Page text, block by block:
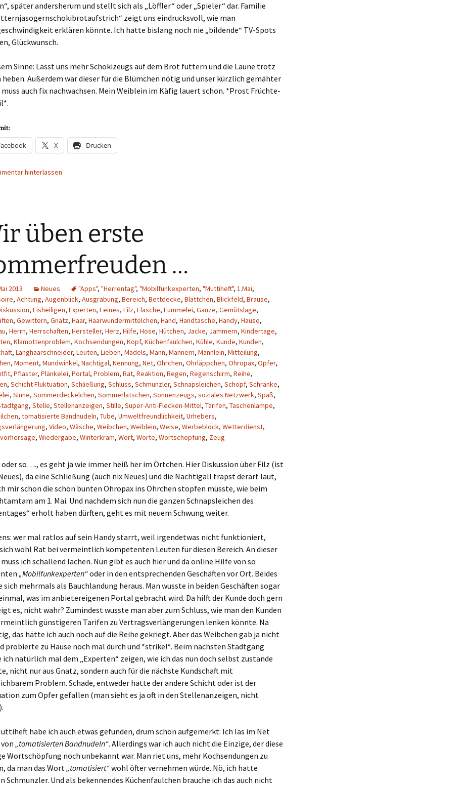
später andersherum und stellt sich als „Löffler“ oder „Spieler“ dar. Familie
zeigt uns eindrucksvoll, wie man
erklären könnte. Ich hatte bislang noch nie „bildende“ TV-Spots
Glückwunsch.
Sinne: Lasst uns mehr Schokizeugs auf dem Brot futtern und die Laune trotz
heben. Außerdem war dieser für die Blümchen nötig und unser kürzlich gemähter
muss auch fix nachwachsen. Mein Weiblein im Käfig lauert schon. *Prost Früchte-
X Drucken
hinterlassen
üben erste
…
2013 Neues "Apps", "Herrentag", "Mobilfunkexperten, "Muttiheft", 1.Mai,
, Achtung, Augenblick, Ausgrabung, Bereich, Bettdecke, Blättchen, Blickfeld, Brause,
, Eisheiligen, Experten, Feines, Filz, Flasche, Fummelei, Ganze, Gemütslage,
, Gewittern, Gnatz, Haar, Haarwundermittelchen, Hand, Handtasche, Handy, Hause,
, Herrn, Herrschaften, Hersteller, Herz, Hilfe, Hose, Hütchen, Jacke, Jammern, Kindertage,
, Klamottenproblem, Kochsendungen, Kopf, Küchenfaulchen, Kühle, Kunde, Kunden,
, Langhaarschneider, Leuten, Lieben, Mädels, Mann, Männern, Männlein, Mitteilung,
, Moment, Mundwinkel, Nachtigal, Nennung, Net, Öhrchen, Ohrläppchen, Ohropax, Opfer,
, Pflaster, Plänkelei, Portal, Problem, Rat, Reaktion, Regen, Regenschirm, Reihe,
, Schicht Fluktuation, Schließung, Schluss, Schmunzler, Schnapsleichen, Schopf, Schränke,
, Sinne, Sommerdeckelchen, Sommerlatschen, Sonnenzeugs, soziales Netzwerk, Spaß,
, Stelle, Stellenanzeigen, Stille, Super-Anti-Flecken-Mittel, Tarifen, Taschenlampe,
, tomatisierte Bandnudeln, Tube, Umweltfreundlichkeit, Urhebers,
, Video, Wäsche, Weibchen, Weiblein, Weise, Werbeblock, Wetterdienst,
, Wiedergabe, Winterkram, Wort, Worte, Wortschöpfung, Zeug
oder so…., es geht ja wie immer heiß her im Örtchen. Hier Diskussion über Filz (ist
da eine Schließung (auch nix Neues) und die Nachtigall trapst derart laut,
mir schon die schön bunten Ohropax ins Öhrchen stopfen müsste, wie beim
am 1. Mai. Und nachdem sich nun die ganzen Schnapsleichen des
erholt haben dürften, geht es mit neuem Schwung weiter.
wer mal ratlos auf sein Handy starrt, weil irgendetwas nicht funktioniert,
wohl Rat bei vermeintlich kompetenten Leuten für diesen Bereich. An dieser
ich schallend lachen. Nun gibt es auch hier und da online Hilfe von so
„Mobilfunkexperten“oder in den entsprechenden Geschäften vor Ort. Beides
mehrmals als Bauchlandung heraus. Man wusste in beiden Geschäften sogar
was im anbietereigenen Portal gebracht wird. Da hilft der Kunde doch gern
es, nicht wahr? Zumindest wusste man aber zum Schluss, wie man den Kunden
günstigeren Tarifen zu Vertragsverlängerungen lenken könnte. Na
das hätte ich auch noch auf die Reihe gekriegt. Aber das Weibchen gab ja nicht
probierte zu Hause noch mal durch und *strike!*. Beim nächsten Stadtgang
natürlich mal dem „Experten“ zeigen, wie ich das nun doch selbst zustande
nicht nur aus Gnatz, sondern auch für die nächste Kundschaft mit
Problem. Schade, entweder hatte der andere Schicht oder ist der
zum Opfer gefallen (man sieht es ja oft in den Stellenanzeigen, nicht
habe ich auch etwas gefunden, drum schön aufgemerkt: Ich las im Net
„tomatisierten Bandnudeln“. Allerdings war ich auch nicht die Einzige, der diese
Wortschöpfung noch unbekannt war. Man riet uns, mehr Kochsendungen zu
da man das Wort„tomatisiert“wohl öfter vernehmen würde. Nö, ich hatte
Schmunzler. Und als bekennendes Küchenfaulchen brauche ich das auch nicht